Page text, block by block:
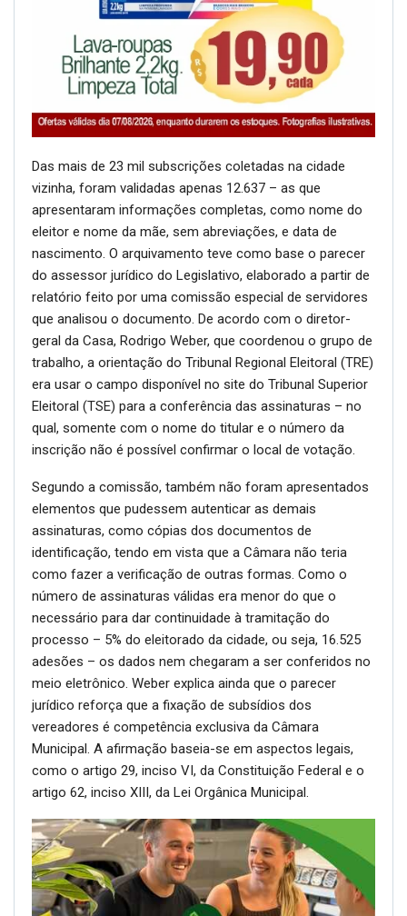
Das mais de 23 mil subscrições coletadas na cidade
vizinha, foram validadas apenas 12.637 – as que
apresentaram informações completas, como nome do
eleitor e nome da mãe, sem abreviações, e data de
nascimento. O arquivamento teve como base o parecer
do assessor jurídico do Legislativo, elaborado a partir de
relatório feito por uma comissão especial de servidores
que analisou o documento. De acordo com o diretor-
geral da Casa, Rodrigo Weber, que coordenou o grupo de
trabalho, a orientação do Tribunal Regional Eleitoral (TRE)
era usar o campo disponível no site do Tribunal Superior
Eleitoral (TSE) para a conferência das assinaturas – no
qual, somente com o nome do titular e o número da
inscrição não é possível confirmar o local de votação.
Segundo a comissão, também não foram apresentados
elementos que pudessem autenticar as demais
assinaturas, como cópias dos documentos de
identificação, tendo em vista que a Câmara não teria
como fazer a verificação de outras formas. Como o
número de assinaturas válidas era menor do que o
necessário para dar continuidade à tramitação do
processo – 5% do eleitorado da cidade, ou seja, 16.525
adesões – os dados nem chegaram a ser conferidos no
meio eletrônico. Weber explica ainda que o parecer
jurídico reforça que a fixação de subsídios dos
vereadores é competência exclusiva da Câmara
Municipal. A afirmação baseia-se em aspectos legais,
como o artigo 29, inciso VI, da Constituição Federal e o
artigo 62, inciso XIII, da Lei Orgânica Municipal.